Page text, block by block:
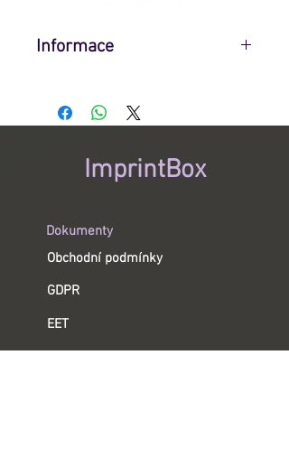
Informace
ImprintBox
Dokumenty
Obchodní podmínky
GDPR
EET